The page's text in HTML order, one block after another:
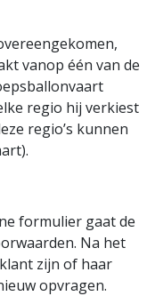
vanop één van de
regio hij verkiest
regio’s kunnen
formulier gaat de
Na het
zijn of haar
opvragen.